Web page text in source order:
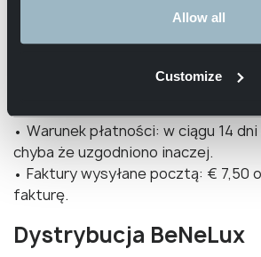
Allow all
Customize
Logistics ma prawo obciążyć czas
sortowanie i poprawianie;
• Reklamacja jednego elementu
żaden sposób wpływać na płatność
• Warunek płatności: w ciągu 14
chyba że uzgodniono inaczej.
• Faktury wysyłane pocztą: € 7,50
fakturę.
Dystrybucja BeNeLux